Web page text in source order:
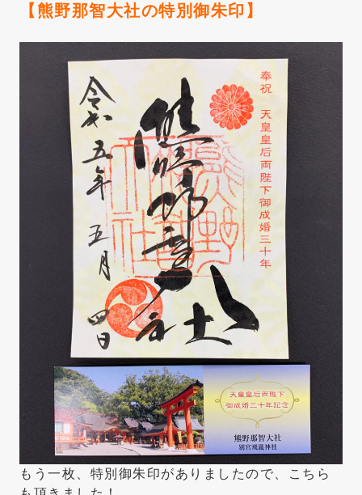
【熊野那智大社の特別御朱印】
もう一枚、特別御朱印がありましたので、こちら